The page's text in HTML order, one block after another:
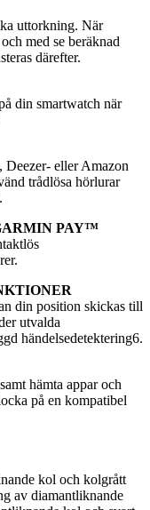
uttorkning. När
med se beräknad
därefter.
din smartwatch när
eller Amazon
trådlösa hörlurar
PAY™
din position skickas till
utvalda
händelsedetektering6.
hämta appar och
på en kompatibel
kol och kolgrått
av diamantliknande